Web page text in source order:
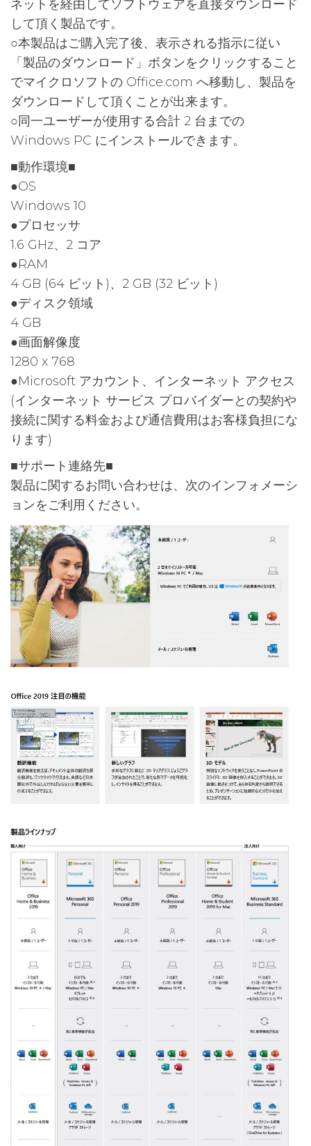
ド)
個
ネットを経由してソフトウェアを直接ダウンロード
して頂く製品です。
○本製品はご購入完了後、表示される指示に従い
「製品のダウンロード」ボタンをクリックすること
でマイクロソフトの Office.com へ移動し、製品を
ダウンロードして頂くことが出来ます。
○同一ユーザーが使用する合計 2 台までの
Windows PC にインストールできます。
■動作環境■
●OS
Windows 10
●プロセッサ
1.6 GHz、2 コア
●RAM
4 GB (64 ビット)、2 GB (32 ビット)
●ディスク領域
4 GB
●画面解像度
1280 x 768
●Microsoft アカウント、インターネット アクセス
(インターネット サービス プロバイダーとの契約や
接続に関する料金および通信費用はお客様負担にな
ります)
■サポート連絡先■
製品に関するお問い合わせは、次のインフォメーシ
ョンをご利用ください。